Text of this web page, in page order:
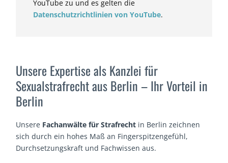
YouTube zu und es gelten die
Datenschutzrichtlinien von YouTube.
Unsere Expertise als Kanzlei für
Sexualstrafrecht aus Berlin – Ihr Vorteil in
Berlin
Unsere Fachanwälte für Strafrecht in Berlin zeichnen
sich durch ein hohes Maß an Fingerspitzengefühl,
Durchsetzungskraft und Fachwissen aus.